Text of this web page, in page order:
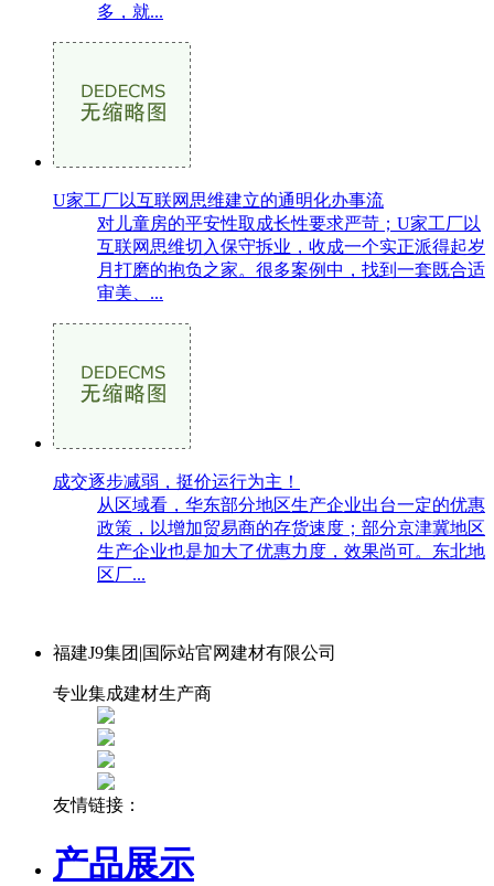
多，就...
U家工厂以互联网思维建立的通明化办事流
对儿童房的平安性取成长性要求严苛；U家工厂以
互联网思维切入保守拆业，收成一个实正派得起岁
月打磨的抱负之家。很多案例中，找到一套既合适
审美、...
成交逐步减弱，挺价运行为主！
从区域看，华东部分地区生产企业出台一定的优惠
政策，以增加贸易商的存货速度；部分京津冀地区
生产企业也是加大了优惠力度，效果尚可。东北地
区厂...
福建J9集团|国际站官网建材有限公司
专业集成建材生产商
友情链接：
产品展示